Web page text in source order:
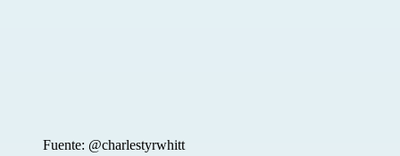
Fuente: @charlestyrwhitt